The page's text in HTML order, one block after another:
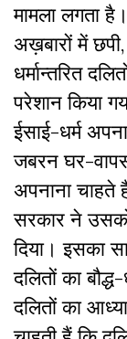
मामला लगता
अख़बारों में छपी,
धर्मान्तरित
परेशान किया
ईसाई-धर्म
जबरन घर-
अपनाना चाहते
सरकार ने
दिया। इसका
दलितों का
दलितों का